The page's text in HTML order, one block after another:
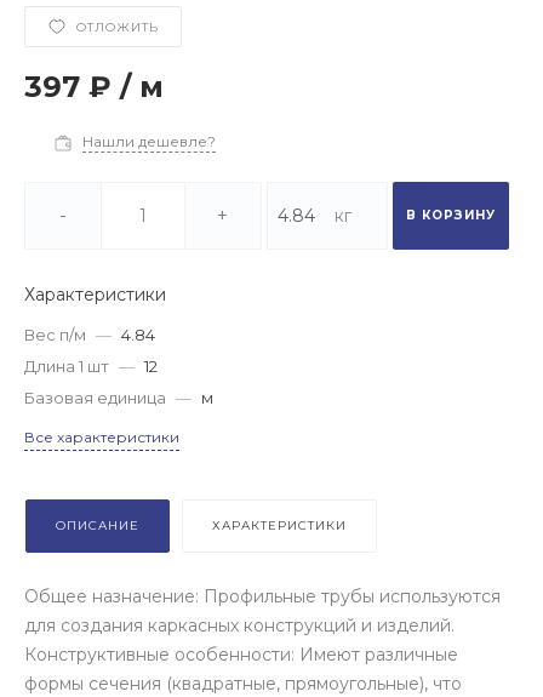
ОТЛОЖИТЬ
397 ₽ / м
Нашли дешевле?
- + В КОРЗИНУ
Характеристики
Вес п/м — 4.84
Длина 1 шт — 12
Базовая единица — м
Все характеристики
ОПИСАНИЕ ХАРАКТЕРИСТИКИ
Общее назначение: Профильные трубы используются
для создания каркасных конструкций и изделий.
Конструктивные особенности: Имеют различные
формы сечения (квадратные, прямоугольные), что